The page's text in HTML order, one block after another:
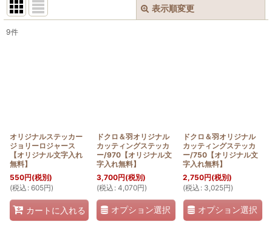
表示順変更
サブカテゴリ
絞り込む
9件
オリジナルステッカー
ジョリーロジャース
【オリジナル文字入れ
無料】
550円(税別)
(税込 : 605円)
カートに入れる
ドクロ＆羽オリジナル
カッティングステッカ
ー/970【オリジナル文
字入れ無料】
3,700円(税別)
(税込 : 4,070円)
オプション選択
ドクロ＆羽オリジナル
カッティングステッカ
ー/750【オリジナル文
字入れ無料】
2,750円(税別)
(税込 : 3,025円)
オプション選択